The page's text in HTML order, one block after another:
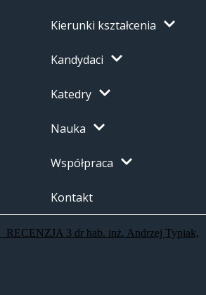
Kierunki kształcenia
Kandydaci
Katedry
Nauka
Współpraca
Kontakt
3 dr hab. inż. Andrzej Typiak,